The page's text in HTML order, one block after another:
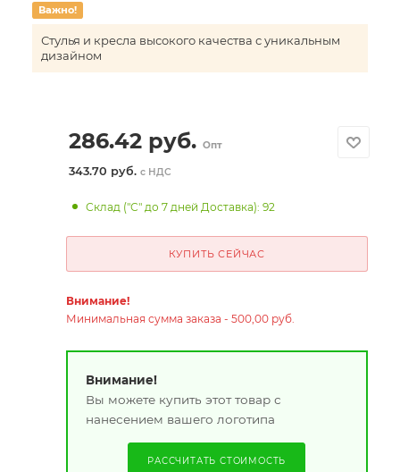
Важно!
Стулья и кресла высокого качества с уникальным
дизайном
286.42руб. Опт
343.70 руб. с НДС
Склад ("С" до 7 дней Доставка): 92
КУПИТЬ СЕЙЧАС
Внимание!
Минимальная сумма заказа - 500,00 руб.
Внимание!
Вы можете купить этот товар с
нанесением вашего логотипа
РАССЧИТАТЬ СТОИМОСТЬ